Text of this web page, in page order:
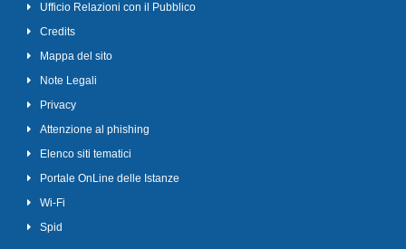
Ufficio Relazioni con il Pubblico
Credits
Mappa del sito
Note Legali
Privacy
Attenzione al phishing
Elenco siti tematici
Portale OnLine delle Istanze
Wi-Fi
Spid